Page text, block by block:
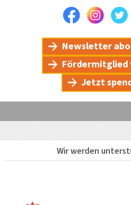
Facebook
Newsletter
Fördermitglied
Jetzt
Wir werden